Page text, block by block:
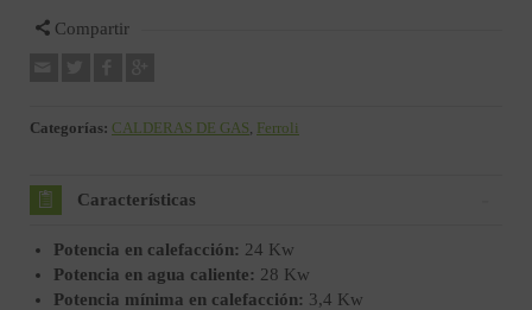
Compartir
Categorías: CALDERAS DE GAS, Ferroli
Características
Potencia en calefacción: 24 Kw
Potencia en agua caliente: 28 Kw
Potencia mínima en calefacción: 3,4 Kw